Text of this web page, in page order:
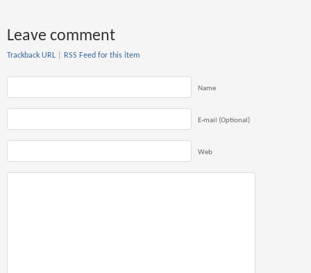
Leave comment
Trackback URL RSS Feed for this item
Name
E-mail (Optional)
Web